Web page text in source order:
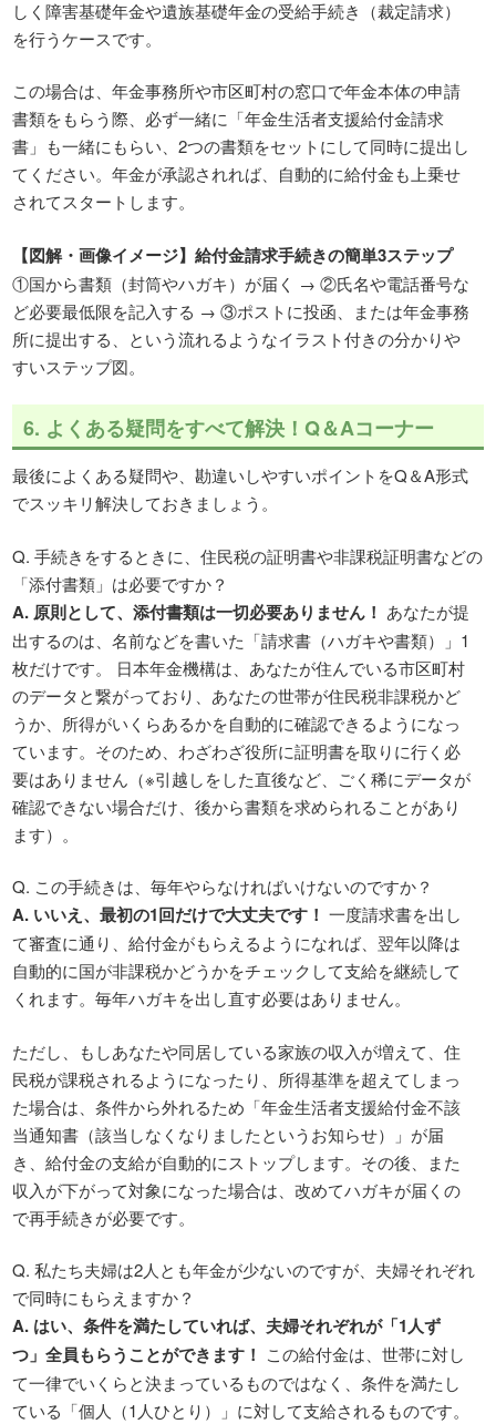
しく障害基礎年金や遺族基礎年金の受給手続き（裁定請求）
を行うケースです。
この場合は、年金事務所や市区町村の窓口で年金本体の申請
書類をもらう際、必ず一緒に「年金生活者支援給付金請求
書」も一緒にもらい、2つの書類をセットにして同時に提出し
てください。年金が承認されれば、自動的に給付金も上乗せ
されてスタートします。
【図解・画像イメージ】給付金請求手続きの簡単3ステップ
①国から書類（封筒やハガキ）が届く → ②氏名や電話番号な
ど必要最低限を記入する → ③ポストに投函、または年金事務
所に提出する、という流れるようなイラスト付きの分かりや
すいステップ図。
6. よくある疑問をすべて解決！Q＆Aコーナー
最後によくある疑問や、勘違いしやすいポイントをQ＆A形式
でスッキリ解決しておきましょう。
Q. 手続きをするときに、住民税の証明書や非課税証明書などの
「添付書類」は必要ですか？
A. 原則として、添付書類は一切必要ありません！ あなたが提
出するのは、名前などを書いた「請求書（ハガキや書類）」1
枚だけです。 日本年金機構は、あなたが住んでいる市区町村
のデータと繋がっており、あなたの世帯が住民税非課税かど
うか、所得がいくらあるかを自動的に確認できるようになっ
ています。そのため、わざわざ役所に証明書を取りに行く必
要はありません（※引越しをした直後など、ごく稀にデータが
確認できない場合だけ、後から書類を求められることがあり
ます）。
Q. この手続きは、毎年やらなければいけないのですか？
A. いいえ、最初の1回だけで大丈夫です！ 一度請求書を出し
て審査に通り、給付金がもらえるようになれば、翌年以降は
自動的に国が非課税かどうかをチェックして支給を継続して
くれます。毎年ハガキを出し直す必要はありません。
ただし、もしあなたや同居している家族の収入が増えて、住
民税が課税されるようになったり、所得基準を超えてしまっ
た場合は、条件から外れるため「年金生活者支援給付金不該
当通知書（該当しなくなりましたというお知らせ）」が届
き、給付金の支給が自動的にストップします。その後、また
収入が下がって対象になった場合は、改めてハガキが届くの
で再手続きが必要です。
Q. 私たち夫婦は2人とも年金が少ないのですが、夫婦それぞれ
で同時にもらえますか？
A. はい、条件を満たしていれば、夫婦それぞれが「1人ず
つ」全員もらうことができます！ この給付金は、世帯に対し
て一律でいくらと決まっているものではなく、条件を満たし
ている「個人（1人ひとり）」に対して支給されるものです。